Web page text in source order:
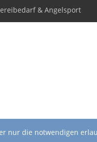
& Angelsport
nur die notwendigen